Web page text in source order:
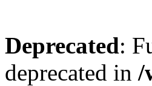
Deprecated:
deprecated in /